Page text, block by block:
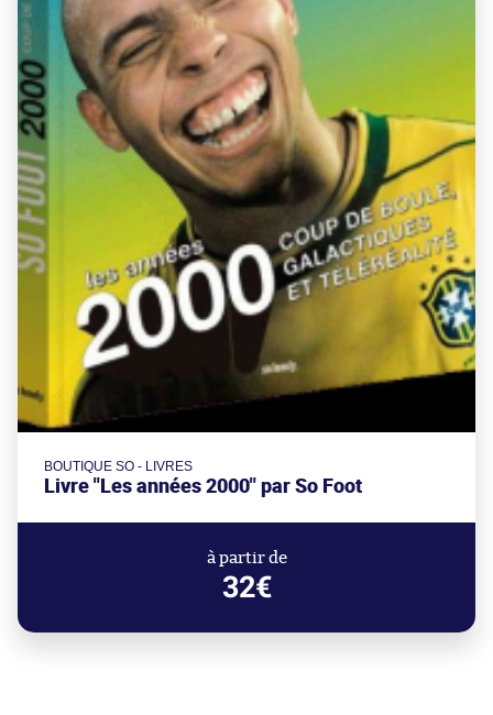
BOUTIQUE SO - LIVRES
Livre "Les années 2000" par So Foot
à partir de
32€